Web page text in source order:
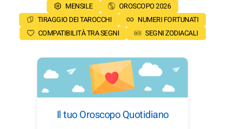
MENSILE
OROSCOPO 2026
TIRAGGIO DEI TAROCCHI
NUMERI FORTUNATI
COMPATIBILITÀ TRA SEGNI
SEGNI ZODIACALI
Il tuo Oroscopo Quotidiano